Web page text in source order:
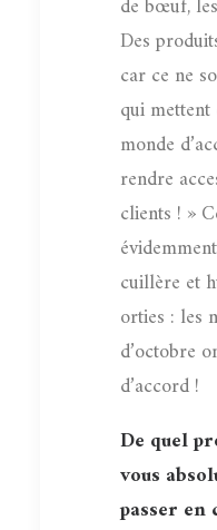
Des
car ce ne
qui mettent
monde
rendre
clients ! »
cuillère et
orties : les
d’octobre
d’accord !
De quel
vous
passer en